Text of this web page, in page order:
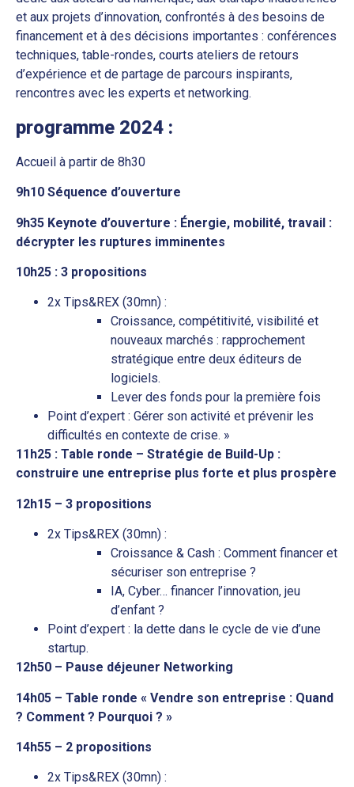
et aux projets d’innovation, confrontés à des besoins de
financement et à des décisions importantes : conférences
techniques, table-rondes, courts ateliers de retours
d’expérience et de partage de parcours inspirants,
rencontres avec les experts et networking.
programme 2024 :
Accueil à partir de 8h30
9h10 Séquence d’ouverture
9h35 Keynote d’ouverture : Énergie, mobilité, travail :
décrypter les ruptures imminentes
10h25 : 3 propositions
2x Tips&REX (30mn) :
Croissance, compétitivité, visibilité et
nouveaux marchés : rapprochement
stratégique entre deux éditeurs de
logiciels.
Lever des fonds pour la première fois
Point d’expert : Gérer son activité et prévenir les
difficultés en contexte de crise. »
11h25 : Table ronde – Stratégie de Build-Up :
construire une entreprise plus forte et plus prospère
12h15 – 3 propositions
2x Tips&REX (30mn) :
Croissance & Cash : Comment financer et
sécuriser son entreprise ?
IA, Cyber… financer l’innovation, jeu
d’enfant ?
Point d’expert : la dette dans le cycle de vie d’une
startup.
12h50 – Pause déjeuner Networking
14h05 – Table ronde « Vendre son entreprise : Quand
? Comment ? Pourquoi ? »
14h55 – 2 propositions
2x Tips&REX (30mn) :